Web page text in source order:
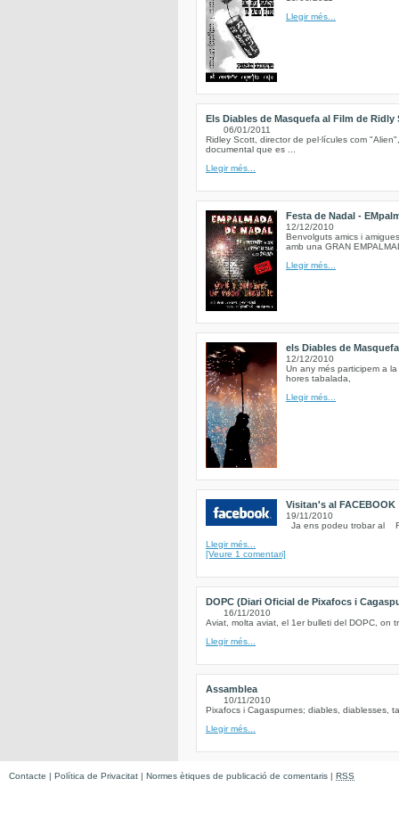
Llegir més...
Els Diables de Masquefa al Film de Ridly
06/01/2011
Ridley Scott, director de pel·lícules com
documental que es ...
Llegir més...
Festa de Nadal -
12/12/2010
Benvolguts amics i
amb una GRAN
Llegir més...
els Diables de
12/12/2010
Un any més participem a
hores tabalada,
Llegir més...
Visitan's al FACEBOOK
19/11/2010
Ja ens podeu trobar al
Llegir més...
[Veure 1 comentari]
DOPC (Diari Oficial de Pixafocs i
16/11/2010
Aviat, molta aviat, el 1er bulleti del DOPC, on
Llegir més...
Assamblea
10/11/2010
Pixafocs i Cagaspurnes; diables, diablesses,
Llegir més...
Contacte | Política de Privacitat | Normes ètiques de publicació de comentaris | RSS